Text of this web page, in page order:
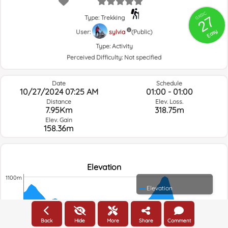
GRSIC
27
Easy
Type: Trekking
User:
sylvia
(Public)
Type: Activity
Perceived Difficulty: Not specified
Date
10/27/2024 07:25 AM
Distance
7.95Km
Elev. Gain
158.36m
Schedule
01:00 - 01:00
Elev. Loss.
318.75m
Elevation
Elevation
1100m
Back Hide More Share Comment